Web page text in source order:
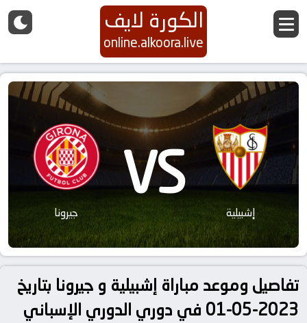
الكورة لايف
online.alkoora.live
إشبيلية VS جيرونا
تفاصيل وموعد مباراة إشبيلية و جيرونا بتاريخ
2023-05-01 في دوري الدوري الإسباني